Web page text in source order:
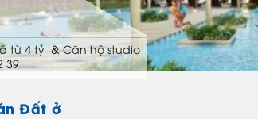
từ 4 tỷ & Căn hộ studio
39
Đất ở